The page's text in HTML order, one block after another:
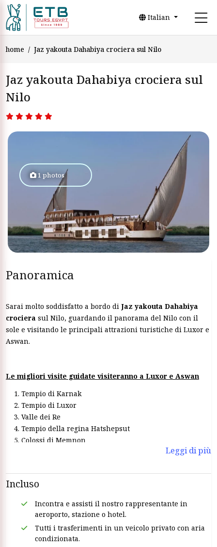
Italian
home Jaz yakouta Dahabiya crociera sul Nilo
Jaz yakouta Dahabiya crociera sul
Nilo
1 photos
Panoramica
Sarai molto soddisfatto a bordo di Jaz yakouta Dahabiya
crociera sul Nilo, guardando il panorama del Nilo con il
sole e visitando le principali attrazioni turistiche di Luxor e
Aswan.
Le migliori visite guidate visiteranno a Luxor e Aswan
Tempio di Karnak
Tempio di Luxor
Valle dei Re
Tempio della regina Hatshepsut
Colossi di Memnon
visitare l'alta diga
Tempio di Philae
Leggi di più
Incluso
Incontra e assisti il nostro rappresentante in
aeroporto, stazione o hotel.
Tutti i trasferimenti in un veicolo privato con aria
condizionata.